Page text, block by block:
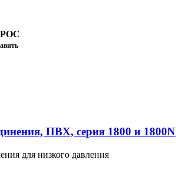
ПВХ, серия 1800 и 1800N
для низкого давления